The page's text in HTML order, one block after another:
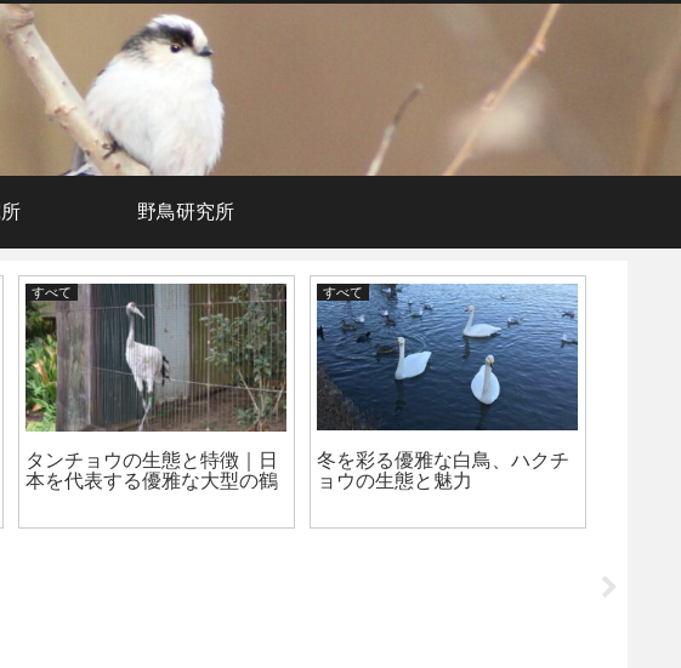
野鳥研究所
すべて
タンチョウの生態と特徴｜日
本を代表する優雅な大型の鶴
すべて
冬を彩る優雅な白鳥、ハクチ
ョウの生態と魅力